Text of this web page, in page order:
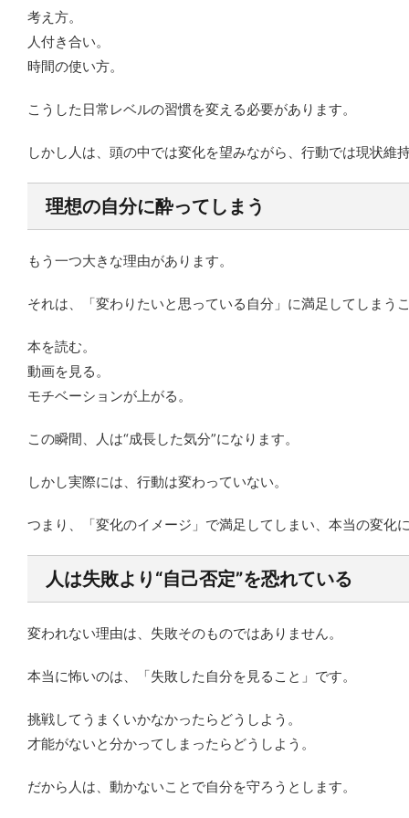
考え方。
人付き合い。
時間の使い方。
こうした日常レベルの習慣を変える必要があります。
しかし人は、頭の中では変化を望みながら、行動では現状維
理想の自分に酔ってしまう
もう一つ大きな理由があります。
それは、「変わりたいと思っている自分」に満足してしまうこ
本を読む。
動画を見る。
モチベーションが上がる。
この瞬間、人は“成長した気分”になります。
しかし実際には、行動は変わっていない。
つまり、「変化のイメージ」で満足してしまい、本当の変化
人は失敗より“自己否定”を恐れている
変われない理由は、失敗そのものではありません。
本当に怖いのは、「失敗した自分を見ること」です。
挑戦してうまくいかなかったらどうしよう。
才能がないと分かってしまったらどうしよう。
だから人は、動かないことで自分を守ろうとします。